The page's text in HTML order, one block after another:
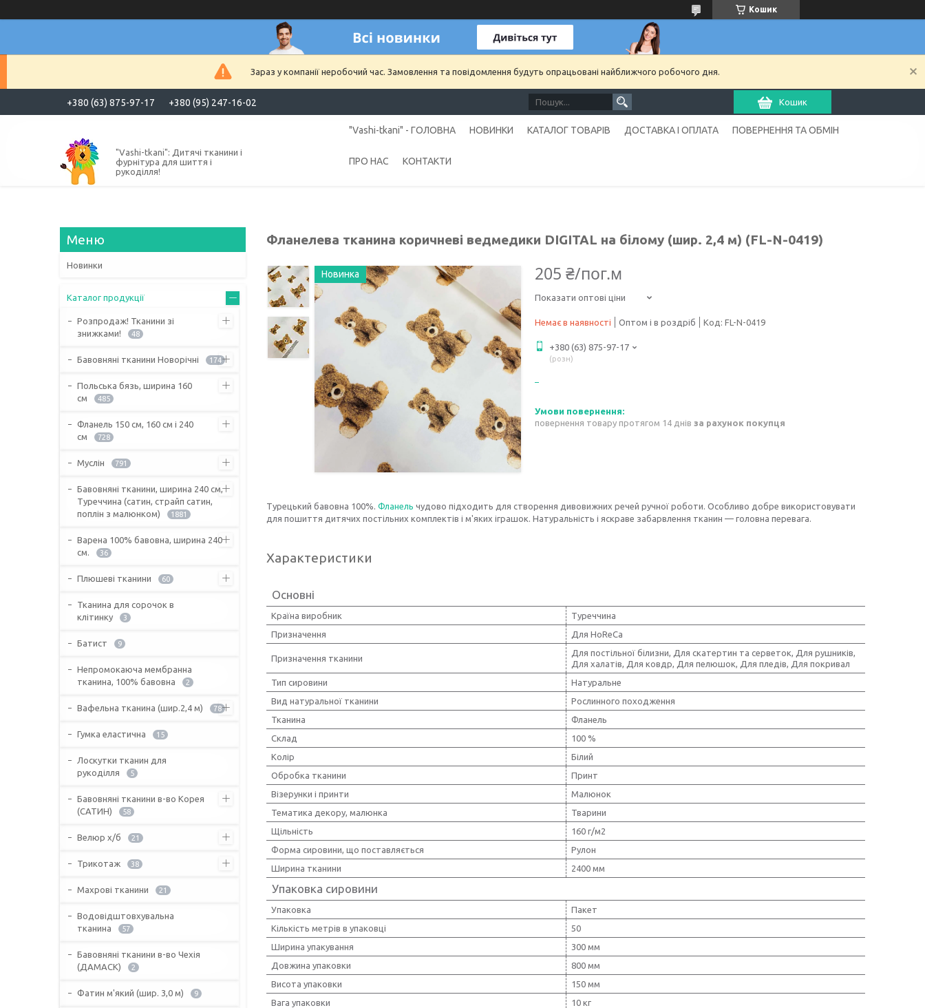
Кошик
Зараз у компанії неробочий час. Замовлення та повідомлення будуть опрацьовані найближчого робочого дня.
+380 (63) 875-97-17 +380 (95) 247-16-02 Кошик
"Vashi-tkani": Дитячі тканини і
фурнітура для шиття і
рукоділля!
"Vashi-tkani" - ГОЛОВНА НОВИНКИ КАТАЛОГ ТОВАРІВ ДОСТАВКА І ОПЛАТА ПОВЕРНЕННЯ ТА ОБМІН
ПРО НАС КОНТАКТИ
Фланелева тканина коричневі ведмедики DIGITAL на білому (шир. 2,4 м) (FL-N-0419)
Новинка 205 ₴/пог.м
Показати оптові ціни
Немає в наявності Оптом і в роздріб Код: FL-N-0419
+380 (63) 875-97-17
розн
повернення товару протягом 14 днів за рахунок покупця
Турецький бавовна 100%. Фланель чудово підходить для створення дивовижних речей ручної роботи. Особливо добре використовувати
для пошиття дитячих постільних комплектів і м'яких іграшок. Натуральність і яскраве забарвлення тканин — головна перевага.
Характеристики
Основні
Країна виробник
Туреччина
Призначення
Для HoReCa
Призначення тканини
Для постільної білизни, Для скатертин та серветок, Для рушників,
Для халатів, Для ковдр, Для пелюшок, Для пледів, Для покривал
Тип сировини
Натуральне
Вид натуральної тканини
Рослинного походження
Тканина
Фланель
Склад
100 %
Колір
Білий
Обробка тканини
Принт
Візерунки і принти
Малюнок
Тематика декору, малюнка
Тварини
Щільність
160 г/м2
Форма сировини, що поставляється
Рулон
Ширина тканини
2400 мм
Упаковка сировини
Упаковка
Пакет
Кількість метрів в упаковці
50
Ширина упакування
300 мм
Довжина упаковки
800 мм
Висота упаковки
150 мм
Вага упаковки
10 кг
Новинки
Каталог продукції
Розпродаж! Тканини зі
знижками!
48
Бавовняні тканини Новорічні 174
Польська бязь, ширина 160
см
485
Фланель 150 см, 160 см і 240
см
728
Муслін 791
Бавовняні тканини, ширина 240 см,
Туреччина (сатин, страйп сатин,
поплін з малюнком)
1881
Варена 100% бавовна, ширина 240
см.
36
Плюшеві тканини 60
Тканина для сорочок в
клітинку
3
Батист 9
Непромокаюча мембранна
тканина, 100% бавовна
2
Вафельна тканина (шир.2,4 м) 78
Гумка еластична 15
Лоскутки тканин для
рукоділля
5
Бавовняні тканини в-во Корея
(САТИН)
58
Велюр х/б 21
Трикотаж 38
Махрові тканини 21
Водовідштовхувальна
тканина
57
Бавовняні тканини в-во Чехія
(ДАМАСК)
2
Фатин м'який (шир. 3,0 м) 9